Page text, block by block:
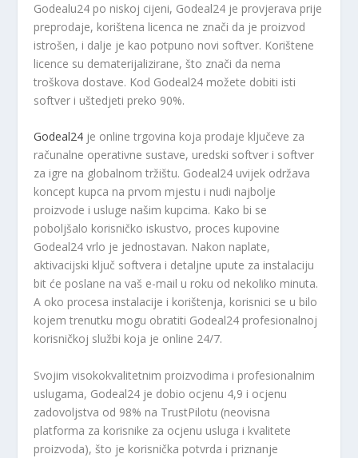
Godealu24 po niskoj cijeni, Godeal24 je provjerava prije
preprodaje, korištena licenca ne znači da je proizvod
istrošen, i dalje je kao potpuno novi softver. Korištene
licence su dematerijalizirane, što znači da nema
troškova dostave. Kod Godeal24 možete dobiti isti
softver i uštedjeti preko 90%.
Godeal24 je online trgovina koja prodaje ključeve za
računalne operativne sustave, uredski softver i softver
za igre na globalnom tržištu. Godeal24 uvijek održava
koncept kupca na prvom mjestu i nudi najbolje
proizvode i usluge našim kupcima. Kako bi se
poboljšalo korisničko iskustvo, proces kupovine
Godeal24 vrlo je jednostavan. Nakon naplate,
aktivacijski ključ softvera i detaljne upute za instalaciju
bit će poslane na vaš e-mail u roku od nekoliko minuta.
A oko procesa instalacije i korištenja, korisnici se u bilo
kojem trenutku mogu obratiti Godeal24 profesionalnoj
korisničkoj službi koja je online 24/7.
Svojim visokokvalitetnim proizvodima i profesionalnim
uslugama, Godeal24 je dobio ocjenu 4,9 i ocjenu
zadovoljstva od 98% na TrustPilotu (neovisna
platforma za korisnike za ocjenu usluga i kvalitete
proizvoda), što je korisnička potvrda i priznanje